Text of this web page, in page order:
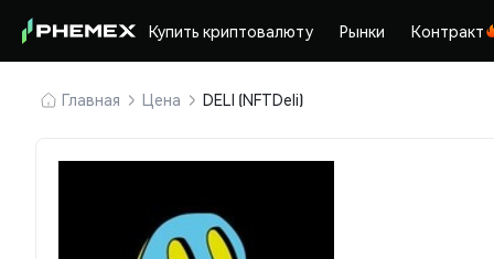
Купить криптовалюту Рынки Контракт
Главная Цена DELI (NFTDeli)